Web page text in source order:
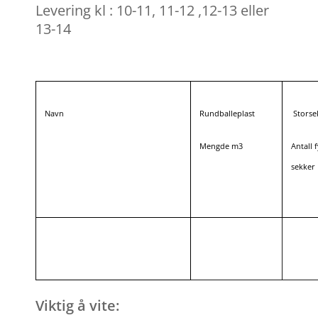
Levering kl : 10-11, 11-12 ,12-13 eller
13-14
Navn Rundballeplast
Mengde m3
Antall
sekker
Viktig å vite: